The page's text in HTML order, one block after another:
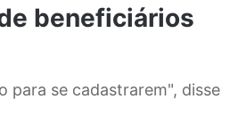
beneficiários
para se cadastrarem", disse